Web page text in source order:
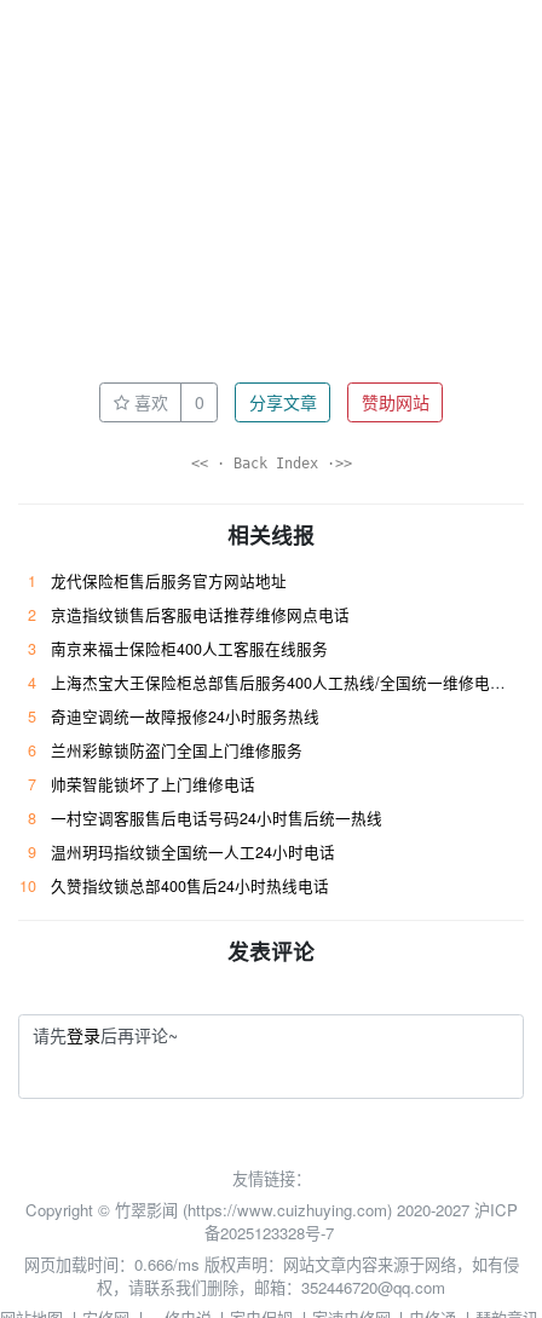
喜欢 0 分享文章 赞助网站
<< · Back Index ·>>
相关线报
1
龙代保险柜售后服务官方网站地址
2
京造指纹锁售后客服电话推荐维修网点电话
3
南京来福士保险柜400人工客服在线服务
4
上海杰宝大王保险柜总部售后服务400人工热线/全国统一维修电话是多少
5
奇迪空调统一故障报修24小时服务热线
6
兰州彩鲸锁防盗门全国上门维修服务
7
帅荣智能锁坏了上门维修电话
8
一村空调客服售后电话号码24小时售后统一热线
9
温州玥玛指纹锁全国统一人工24小时电话
10
久赞指纹锁总部400售后24小时热线电话
发表评论
请先登录后再评论~
友情链接：
Copyright © 竹翠影闻 (https://www.cuizhuying.com) 2020-2027 沪ICP
备2025123328号-7
网页加载时间：0.666/ms 版权声明：网站文章内容来源于网络，如有侵
权，请联系我们删除，邮箱：352446720@qq.com